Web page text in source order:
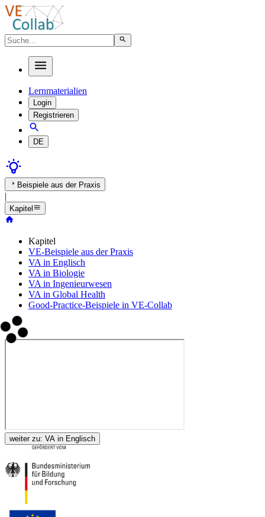
Lernmaterialien
Login
Registrieren
DE
Beispiele aus der Praxis
|
Kapitel
Kapitel
VE-Beispiele aus der Praxis
VA in Englisch
VA in Biologie
VA in Ingenieurwesen
VA in Global Health
Good-Practice-Beispiele in VE-Collab
weiter zu: VA in Englisch